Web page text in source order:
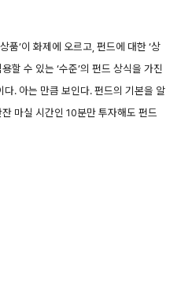
품’이 화제에 오르고, 펀드에 대한 ‘상
할 수 있는 ‘수준’의 펀드 상식을 가진
. 아는 만큼 보인다. 펀드의 기본을 알
마실 시간인 10분만 투자해도 펀드